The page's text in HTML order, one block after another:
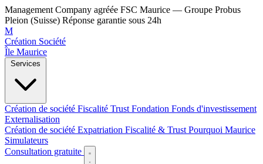
Management Company agréée FSC Maurice — Groupe Probus
Pleion (Suisse) Réponse garantie sous 24h
M
Création Société
Île Maurice
Création de société Fiscalité Trust Fondation Fonds d'investissement
Externalisation
Création de société Expatriation Fiscalité & Trust Pourquoi Maurice
Simulateurs
Consultation gratuite